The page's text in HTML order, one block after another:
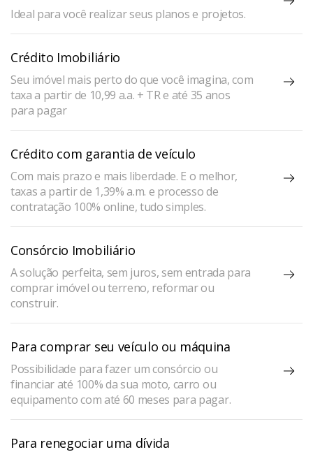
Ideal para você realizar seus planos e projetos.
Crédito Imobiliário
Seu imóvel mais perto do que você imagina, com
taxa a partir de 10,99 a.a. + TR e até 35 anos
para pagar
Crédito com garantia de veículo
Com mais prazo e mais liberdade. E o melhor,
taxas a partir de 1,39% a.m. e processo de
contratação 100% online, tudo simples.
Consórcio Imobiliário
A solução perfeita, sem juros, sem entrada para
comprar imóvel ou terreno, reformar ou
construir.
Para comprar seu veículo ou máquina
Possibilidade para fazer um consórcio ou
financiar até 100% da sua moto, carro ou
equipamento com até 60 meses para pagar.
Para renegociar uma dívida